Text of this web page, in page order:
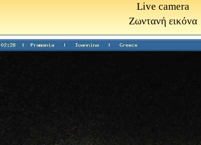
Live camera
Ζωντανή εικόνα